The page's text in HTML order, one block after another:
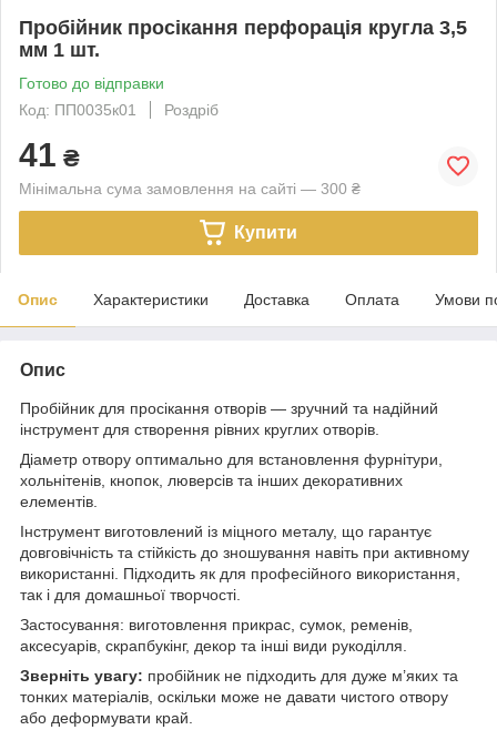
Пробійник просікання перфорація кругла 3,5
мм 1 шт.
Готово до відправки
Код: ПП0035к01
Роздріб
41 ₴
Мінімальна сума замовлення на сайті — 300 ₴
Купити
Опис Характеристики Доставка Оплата Умови
Опис
Пробійник для просікання отворів — зручний та надійний
інструмент для створення рівних круглих отворів.
Діаметр отвору оптимально для встановлення фурнітури,
хольнітенів, кнопок, люверсів та інших декоративних
елементів.
Інструмент виготовлений із міцного металу, що гарантує
довговічність та стійкість до зношування навіть при активному
використанні. Підходить як для професійного використання,
так і для домашньої творчості.
Застосування: виготовлення прикрас, сумок, ременів,
аксесуарів, скрапбукінг, декор та інші види рукоділля.
Зверніть увагу: пробійник не підходить для дуже м’яких та
тонких матеріалів, оскільки може не давати чистого отвору
або деформувати край.